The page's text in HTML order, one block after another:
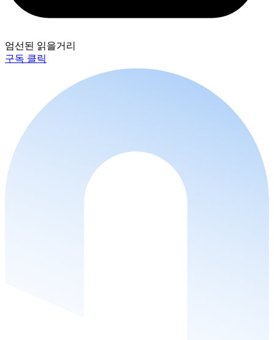
엄선된 읽을거리
구독 클릭